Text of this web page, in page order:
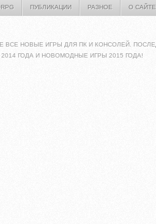
ПУБЛИКАЦИИ РАЗНОЕ О САЙТЕ
ВСЕ НОВЫЕ ИГРЫ ДЛЯ ПК И КОНСОЛЕЙ.
ГОДА И НОВОМОДНЫЕ ИГРЫ 2015 ГОДА!